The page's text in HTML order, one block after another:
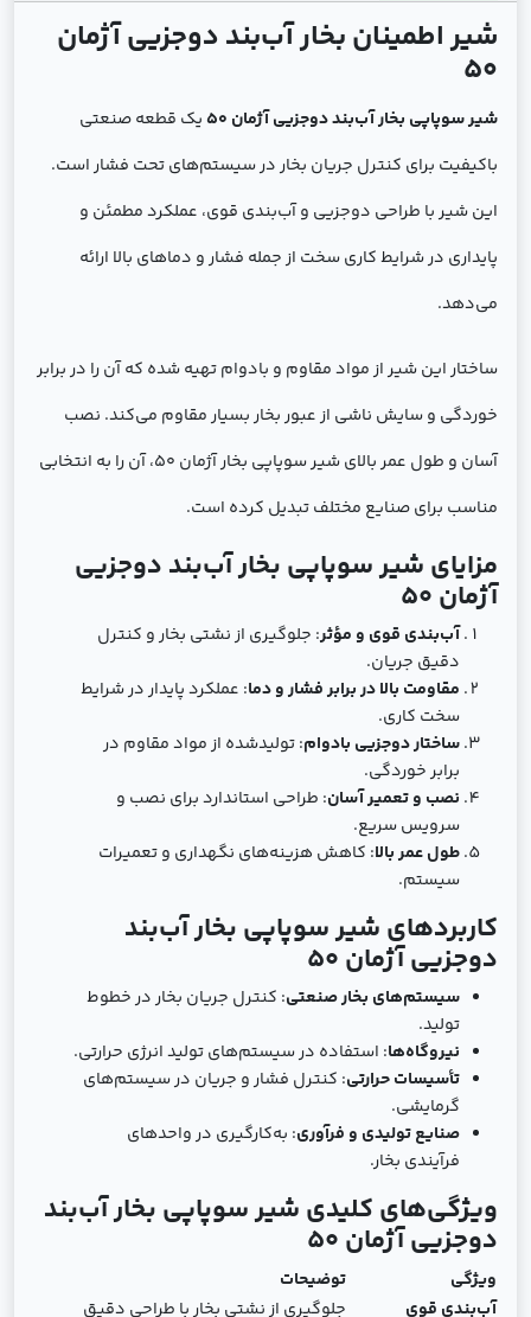
شیر اطمینان بخار آب‌بند دوجزیی آژمان
50
شیر سوپاپی بخار آب‌بند دوجزیی آژمان 50
یک قطعه صنعتی
باکیفیت برای کنترل جریان بخار در سیستم‌های تحت فشار است.
این شیر با طراحی دوجزیی و آب‌بندی قوی، عملکرد مطمئن و
پایداری در شرایط کاری سخت از جمله فشار و دماهای بالا ارائه
می‌دهد.
ساختار این شیر از مواد مقاوم و بادوام تهیه شده که آن را در برابر
خوردگی و سایش ناشی از عبور بخار بسیار مقاوم می‌کند. نصب
آسان و طول عمر بالای شیر سوپاپی بخار آژمان 50، آن را به انتخابی
مناسب برای صنایع مختلف تبدیل کرده است.
مزایای شیر سوپاپی بخار آب‌بند دوجزیی
آژمان 50
آب‌بندی قوی و مؤثر: جلوگیری از نشتی بخار و کنترل
دقیق جریان.
مقاومت بالا در برابر فشار و دما: عملکرد پایدار در شرایط
سخت کاری.
ساختار دوجزیی بادوام: تولیدشده از مواد مقاوم در
برابر خوردگی.
نصب و تعمیر آسان: طراحی استاندارد برای نصب و
سرویس سریع.
طول عمر بالا: کاهش هزینه‌های نگهداری و تعمیرات
سیستم.
کاربردهای شیر سوپاپی بخار آب‌بند
دوجزیی آژمان 50
سیستم‌های بخار صنعتی: کنترل جریان بخار در خطوط
تولید.
نیروگاه‌ها: استفاده در سیستم‌های تولید انرژی حرارتی.
تأسیسات حرارتی: کنترل فشار و جریان در سیستم‌های
گرمایشی.
صنایع تولیدی و فرآوری: به‌کارگیری در واحدهای
فرآیندی بخار.
ویژگی‌های کلیدی شیر سوپاپی بخار آب‌بند
دوجزیی آژمان 50
ویژگی
توضیحات
آب‌بندی قوی
جلوگیری از نشتی بخار با طراحی دقیق